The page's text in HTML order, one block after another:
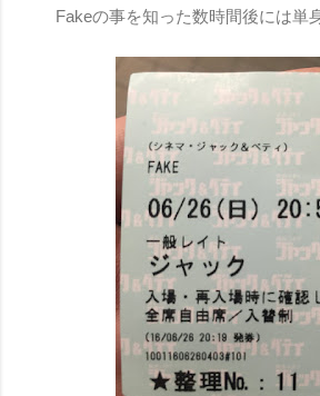
Fakeの事を知った数時間後には単